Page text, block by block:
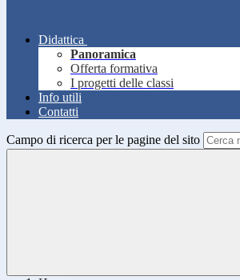
Didattica
Panoramica
Offerta formativa
I progetti delle classi
Info utili
Contatti
Campo di ricerca per le pagine del sito